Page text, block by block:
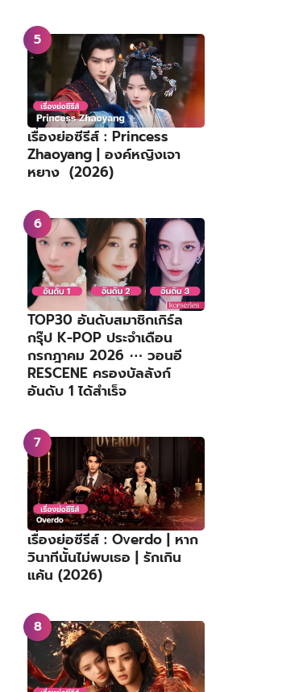
เรื่องย่อซีรีส์ : Princess
Zhaoyang | องค์หญิงเจา
หยาง (2026)
TOP30 อันดับสมาชิกเกิร์ล
กรุ๊ป K-POP ประจำเดือน
กรกฎาคม 2026 ⋯ วอนอี
RESCENE ครองบัลลังก์
อันดับ 1 ได้สำเร็จ
เรื่องย่อซีรีส์ : Overdo | หาก
วินาทีนั้นไม่พบเธอ | รักเกิน
แค้น (2026)